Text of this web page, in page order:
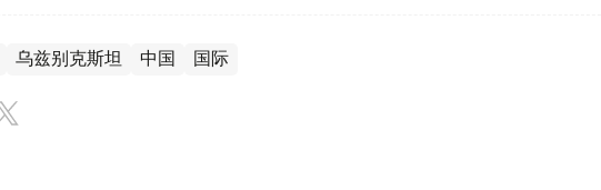
乌兹别克斯坦 中国 国际